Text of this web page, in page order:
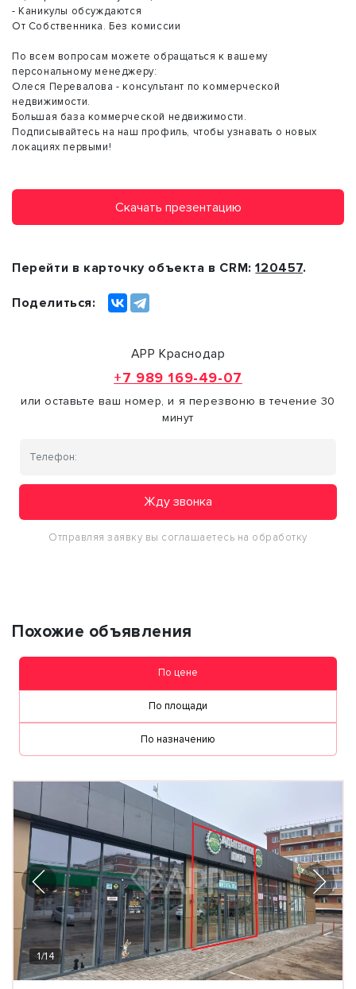
- Каникулы обсуждаются
От Собственника. Без комиссии
По всем вопросам можете обращаться к вашему
персональному менеджеру:
Олеся Перевалова - консультант по коммерческой
недвижимости.
Большая база коммерческой недвижимости.
Подписывайтесь на наш профиль, чтобы узнавать о новых
локациях первыми!
Скачать презентацию
Перейти в карточку объекта в CRM:120457.
Поделиться:
АРР Краснодар
+7 989 169-49-07
или оставьте ваш номер, и я перезвоню в течение 30
минут
Жду звонка
Отправляя заявку вы соглашаетесь на обработку
Похожие объявления
По цене
По площади
По назначению
1/14